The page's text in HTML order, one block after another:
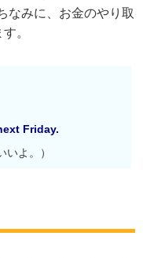
なみに、お金のやり取
。
Friday.
いよ。）